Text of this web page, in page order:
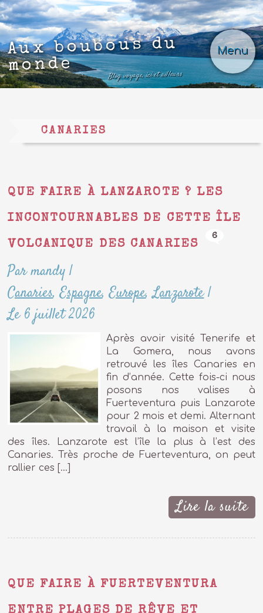
Menu
Aux boubous du
monde
Blog voyage, ici et ailleurs
CANARIES
QUE FAIRE À LANZAROTE ? LES
INCONTOURNABLES DE CETTE ÎLE
VOLCANIQUE DES CANARIES
6
Par mandy |
Canaries,Espagne,Europe,Lanzarote|
Le 6 juillet 2026
Après avoir visité Tenerife et
La Gomera, nous avons
retrouvé les îles Canaries en
fin d’année. Cette fois-ci nous
posons nos valises à
Fuerteventura puis Lanzarote
pour 2 mois et demi. Alternant
travail à la maison et visite
des îles. Lanzarote est l’île la plus à l’est des
Canaries. Très proche de Fuerteventura, on peut
rallier ces […]
Lire la suite
QUE FAIRE À FUERTEVENTURA
ENTRE PLAGES DE RÊVE ET